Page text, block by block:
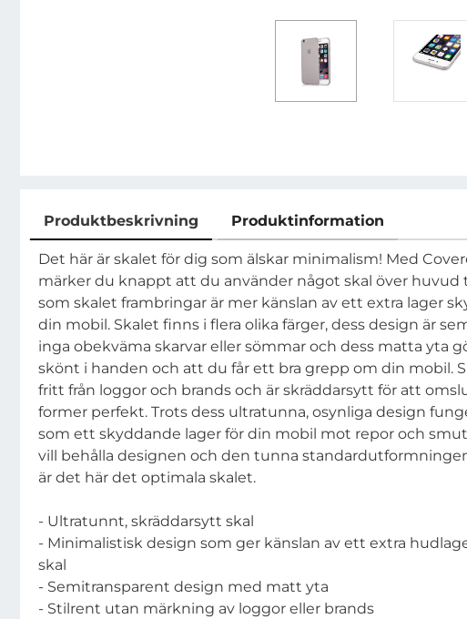
Produktbeskrivning Produktinformation
Produktbeskrivning
Det här är skalet för dig som älskar minimalism! Med
märker du knappt att du använder något skal över huvud
som skalet frambringar är mer känslan av ett extra lager
din mobil. Skalet finns i flera olika färger, dess design är
inga obekväma skarvar eller sömmar och dess matta yta
skönt i handen och att du får ett bra grepp om din mobil.
fritt från loggor och brands och är skräddarsytt för att
former perfekt. Trots dess ultratunna, osynliga design
som ett skyddande lager för din mobil mot repor och
vill behålla designen och den tunna
är det här det optimala skalet.
- Ultratunnt, skräddarsytt skal
- Minimalistisk design som ger känslan av ett extra
skal
- Semitransparent design med matt yta
- Stilrent utan märkning av loggor eller brands